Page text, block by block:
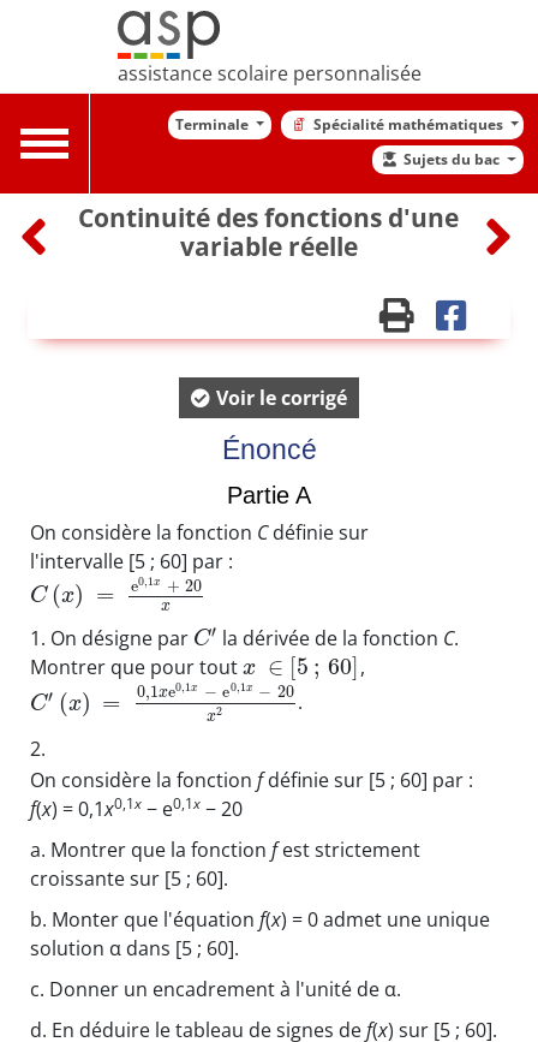
assistance scolaire personnalisée
Toggle
Terminale
Spécialité mathématiques
Sujets du bac
Continuité des fonctions d'une
variable réelle
Voir le corrigé
Énoncé
Partie A
On considère la fonction Cdéfinie sur
l'intervalle [5 ; 60] par :
C (x) = e0,1x + 20
x
1. On désigne par C′ la dérivée de la fonction C.
Montrer que pour tout x ∈ [5 ; 60] ,
C′ (x) = 0,1xe0,1x − e0,1x − 20
x2
.
2.
On considère la fonction fdéfinie sur [5 ; 60] par :
f(x) = 0,1x0,1x − e0,1x − 20
a. Montrer que la fonction fest strictement
croissante sur [5 ; 60].
b. Monter que l'équation f(x) = 0 admet une unique
solution α dans [5 ; 60].
c. Donner un encadrement à l'unité de α.
d. En déduire le tableau de signes def(x) sur [5 ; 60].